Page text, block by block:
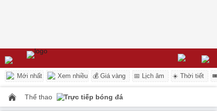
Mới nhất Xem nhiều 💰 Giá vàng 📅 Lịch âm ☀️ Thời tiết
Thể thao Trực tiếp bóng đá